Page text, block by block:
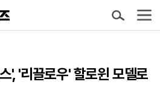
', '리끌로우' 할로윈 모델로